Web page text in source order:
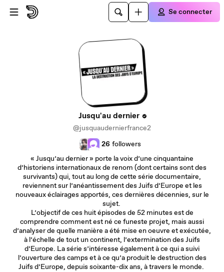
Passer au contenu principal
Se connecter
Jusqu'au dernier
@jusquaudernierfrance2
26 followers
« Jusqu’au dernier » porte la voix d’une cinquantaine
d’historiens internationaux de renom (dont certains sont des
survivants) qui, tout au long de cette série documentaire,
reviennent sur l’anéantissement des Juifs d’Europe et les
nouveaux éclairages apportés, ces dernières décennies, sur le
sujet.
L’objectif de ces huit épisodes de 52 minutes est de
comprendre comment est né ce funeste projet, mais aussi
d’analyser de quelle manière a été mise en oeuvre et exécutée,
à l’échelle de tout un continent, l’extermination des Juifs
d’Europe. La série s’intéresse également à ce qui a suivi
l’ouverture des camps et à ce qu’a produit le destruction des
Juifs d’Europe, depuis soixante-dix ans, à travers le monde.